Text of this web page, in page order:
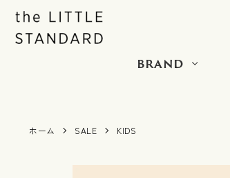
BRAND
ホーム SALE KIDS